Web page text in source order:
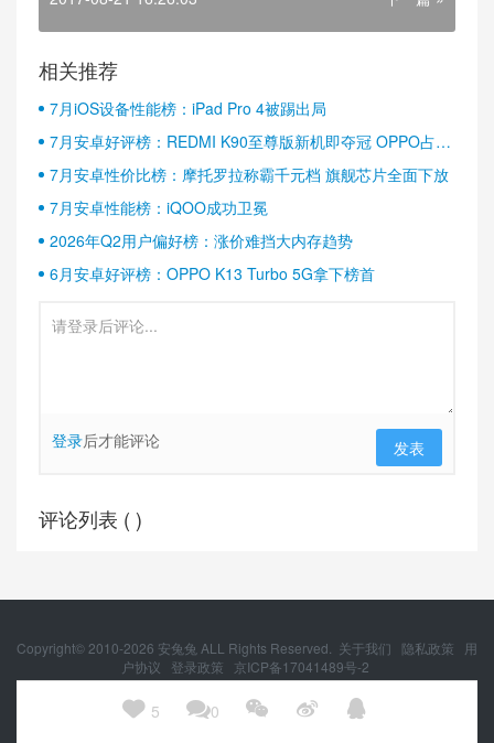
 5 0   
相关推荐
7月iOS设备性能榜：iPad Pro 4被踢出局
7月安卓好评榜：REDMI K90至尊版新机即夺冠 OPPO占据
半壁江山
7月安卓性价比榜：摩托罗拉称霸千元档 旗舰芯片全面下放
7月安卓性能榜：iQOO成功卫冕
2026年Q2用户偏好榜：涨价难挡大内存趋势
6月安卓好评榜：OPPO K13 Turbo 5G拿下榜首
登录后才能评论 发表
评论列表 ( )
Copyright© 2010-2026 安兔兔 ALL Rights Reserved. 关于我们 隐私政策
用
户协议
登录政策
京ICP备17041489号-2
京公网安备 11010502054377号